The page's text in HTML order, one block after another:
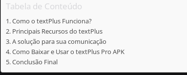
Tabela de Conteúdo
Como o textPlus Funciona?
Principais Recursos do textPlus
A solução para sua comunicação
Como Baixar e Usar o textPlus Pro APK
Conclusão Final